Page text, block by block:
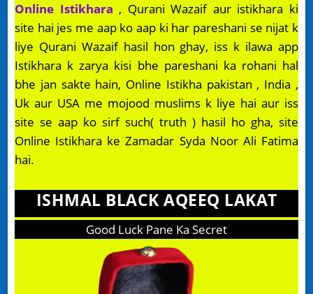
Online Istikhara , Qurani Wazaif aur istikhara ki
site hai jes me aap ko aap ki har pareshani se nijat k
liye Qurani Wazaif hasil hon ghay, iss k ilawa app
Istikhara k zarya kisi bhe pareshani ka rohani hal
bhe jan sakte hain, Online Istikha pakistan , India ,
Uk aur USA me mojood muslims k liye hai aur iss
site se aap ko sirf such( truth ) hasil ho gha, site
Online Istikhara ke Zamadar Syda Noor Ali Fatima
hai.
ISHMAL BLACK AQEEQ LAKAT
Good Luck Pane Ka Secret